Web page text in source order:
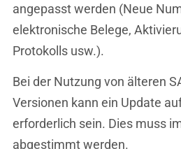
angepasst werden (Neue
elektronische Belege,
Protokolls usw.).
Bei der Nutzung von älteren
Versionen kann ein Update
erforderlich sein. Dies muss
abgestimmt werden.